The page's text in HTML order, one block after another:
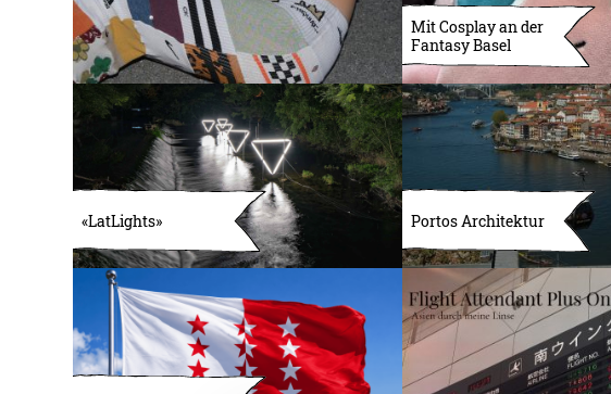
Mit Cosplay an der
Fantasy Basel
«LatLights» Portos Architektur